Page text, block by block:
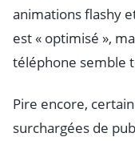
animations flashy
est « optimisé »,
téléphone semble
Pire encore,
surchargées de